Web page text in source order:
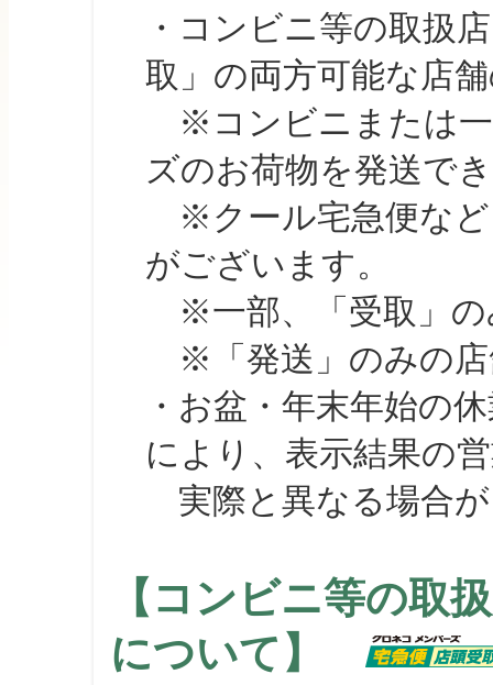
・コンビニ等の取扱
取」の両方可能な店
※コンビニまたは一
ズのお荷物を発送で
※クール宅急便など
がございます。
※一部、「受取」の
※「発送」のみの店
・お盆・年末年始の
により、表示結果の
実際と異なる場合が
【コンビニ等の取
について】